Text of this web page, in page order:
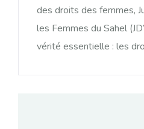
des droits des femmes,
les Femmes du Sahel
vérité essentielle : les